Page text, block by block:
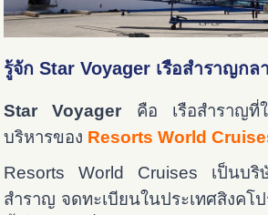
รู้จัก Star Voyager เรือสำราญกล
Star Voyager คือ เรือสำราญที่ใ
บริหารของ Resorts World
Resorts World Cruises เป็นบริษั
สำราญ จดทะเบียนในประเทศสิงคโ